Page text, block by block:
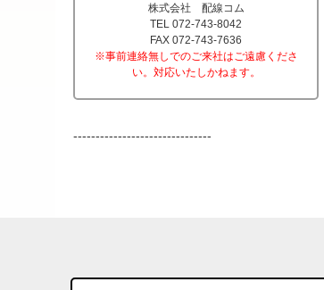
株式会社 配線コム
TEL 072-743-8042
FAX 072-743-7636
※事前連絡無しでのご来社はご遠慮くださ
い。対応いたしかねます。
-------------------------------